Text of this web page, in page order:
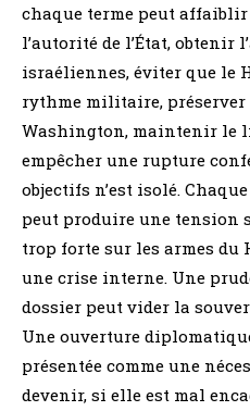
chaque terme peut
l’autorité de l’État, obtenir
israéliennes, éviter que le
rythme militaire,
Washington, maintenir le
empêcher une rupture
objectifs n’est isolé.
peut produire une tension
trop forte sur les armes du
une crise interne. Une
dossier peut vider la
Une ouverture
présentée comme une
devenir, si elle est mal